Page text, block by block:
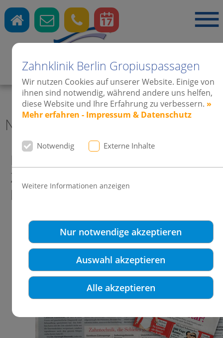
Zahnklinik Berlin Gropiuspassagen
Wir nutzen Cookies auf unserer Website. Einige von
ihnen sind notwendig, während andere uns helfen,
diese Website und Ihre Erfahrung zu verbessern. »
Mehr erfahren - Impressum & Datenschutz
Notwendig Externe Inhalte
Weitere Informationen anzeigen
Nur notwendige akzeptieren
Auswahl akzeptieren
Alle akzeptieren
Zahnärzte · Kieferorthopädie ·Implantate
News aktuell Zahnklinik Berlin
BUNTE Recherche bestätigt:
Zahnkorrektur bei Erwachsenen
liegt voll im Trend.